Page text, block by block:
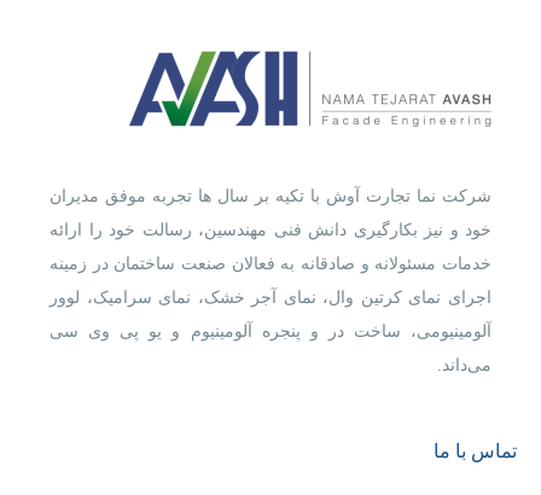
شرکت نما تجارت آوش با تکیه بر سال ها تجربه موفق مدیران
خود و نیز بکارگیری دانش فنی مهندسین، رسالت خود را ارائه
خدمات مسئولانه و صادقانه به فعالان صنعت ساختمان در زمینه
اجرای نمای کرتین وال، نمای آجر خشک، نمای سرامیک، لوور
آلومینیومی، ساخت در و پنجره آلومینیوم و یو پی وی سی
می‌داند.
تماس با ما